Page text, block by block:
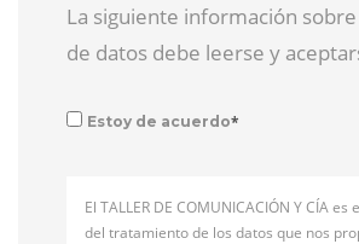
La siguiente información
de datos debe leerse y
Estoy de acuerdo*
El TALLER DE COMUNICACIÓN Y CÍA
del tratamiento de los datos que nos